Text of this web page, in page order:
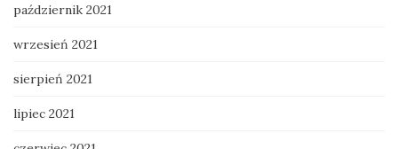
październik 2021
wrzesień 2021
sierpień 2021
lipiec 2021